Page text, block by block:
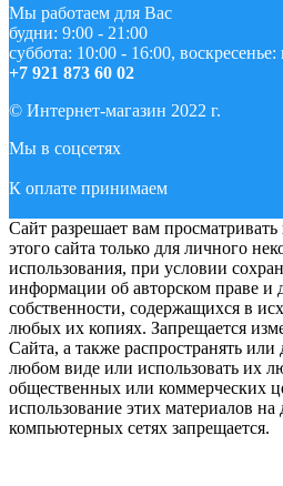
Мы работаем для Вас
будни: 9:00 - 21:00
суббота: 10:00 - 16:00,
+7 921 873 60 02
© Интернет-магазин 2022 г.
Мы в соцсетях
К оплате принимаем
Сайт разрешает вам
этого сайта только для личного
использования, при условии
информации об авторском праве и
собственности, содержащихся в
любых их копиях. Запрещается
Сайта, а также распространять или
любом виде или использовать их
общественных или коммерческих
использование этих материалов на
компьютерных сетях запрещается.